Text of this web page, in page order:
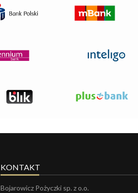
KONTAKT
Bojarowicz Pożyczki sp. z o.o.